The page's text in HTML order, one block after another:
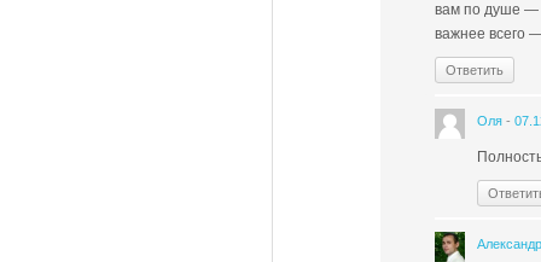
вам по душе —
важнее всего
Ответить
Оля -